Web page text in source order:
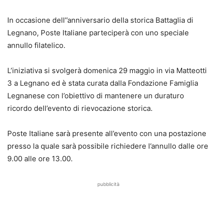
In occasione dell’’anniversario della storica Battaglia di
Legnano, Poste Italiane parteciperà con uno speciale
annullo filatelico.
L’iniziativa si svolgerà domenica 29 maggio in via Matteotti
3 a Legnano ed è stata curata dalla Fondazione Famiglia
Legnanese con l’obiettivo di mantenere un duraturo
ricordo dell’evento di rievocazione storica.
Poste Italiane sarà presente all’evento con una postazione
presso la quale sarà possibile richiedere l’annullo dalle ore
9.00 alle ore 13.00.
pubblicità